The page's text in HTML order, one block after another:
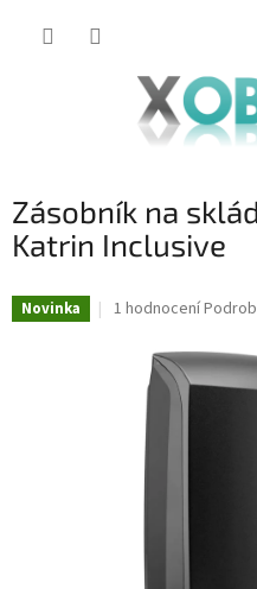
Zásobník na
Katrin Inclusive
Novinka
Průměrné
produktu
hvězdiček.
1 hodnocení